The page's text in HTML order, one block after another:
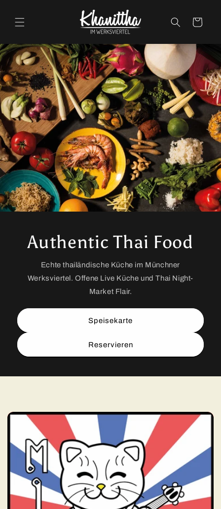
Inhalt
Warenkorb
Authentic Thai Food
Echte thailändische Küche im Münchner
Werksviertel. Offene Live Küche und Thai Night-
Market Flair.
Speisekarte
Reservieren